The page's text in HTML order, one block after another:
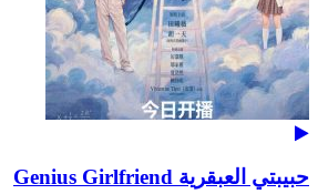
حبيبتي العبقرية Genius Girlfriend